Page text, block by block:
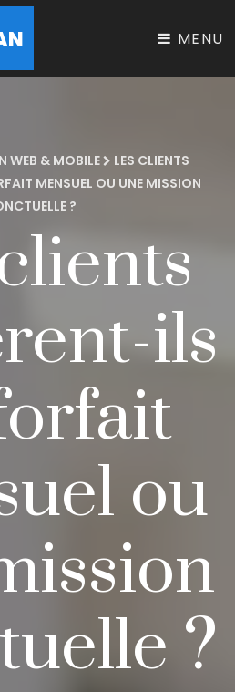
MENU
WEB & MOBILE
LES CLIENTS
MENSUEL OU UNE MISSION
?
ils
ou
?